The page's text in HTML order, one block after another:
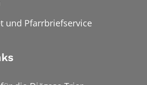
und Pfarrbriefservice